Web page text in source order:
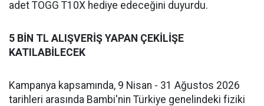
adet TOGG T10X hediye edeceğini duyurdu.
5 BİN TL ALIŞVERİŞ YAPAN ÇEKİLİŞE
KATILABİLECEK
Kampanya kapsamında, 9 Nisan - 31 Ağustos 2026
tarihleri arasında Bambi'nin Türkiye genelindeki fiziki